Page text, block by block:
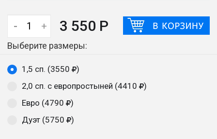
- + 3 550 Р
Выберите размеры:
1,5 сп. (3550
)
2,0 сп. с европростыней (4410
)
Евро (4790
)
Дуэт (5750
)